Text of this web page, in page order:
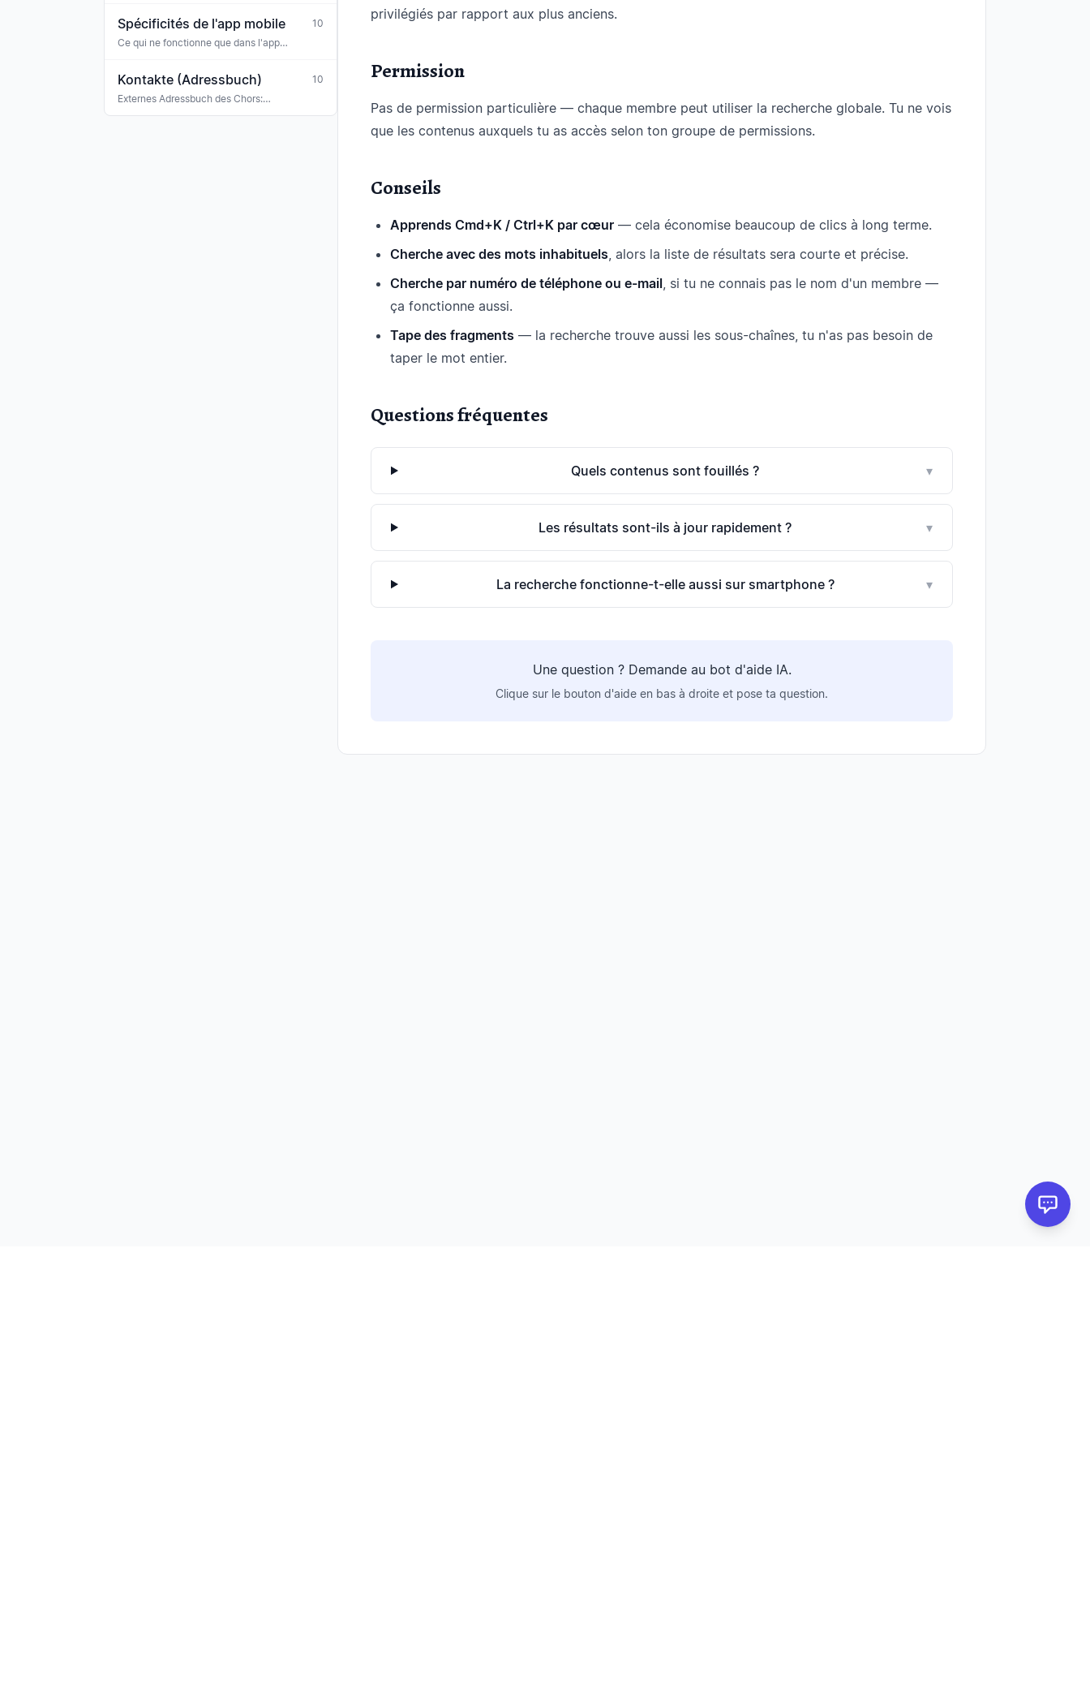
Spécificités de l'app mobile
10
Ce qui ne fonctionne que dans l'app
Kontakte (Adressbuch)
10
Externes Adressbuch des Chors:
privilégiés par rapport aux plus anciens.
Permission
Pas de permission particulière — chaque membre peut utiliser la recherche globale. Tu ne vois
que les contenus auxquels tu as accès selon ton groupe de permissions.
Conseils
Apprends Cmd+K / Ctrl+K par cœur — cela économise beaucoup de clics à long terme.
Cherche avec des mots inhabituels, alors la liste de résultats sera courte et précise.
Cherche par numéro de téléphone ou e-mail, si tu ne connais pas le nom d'un membre —
ça fonctionne aussi.
Tape des fragments — la recherche trouve aussi les sous-chaînes, tu n'as pas besoin de
taper le mot entier.
Questions fréquentes
Quels contenus sont fouillés ? ▾
Les résultats sont-ils à jour rapidement ? ▾
La recherche fonctionne-t-elle aussi sur smartphone ? ▾
Une question ? Demande au bot d'aide IA.
Clique sur le bouton d'aide en bas à droite et pose ta question.